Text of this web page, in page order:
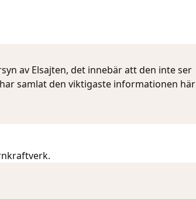
av Elsajten, det innebär att den inte ser
samlat den viktigaste informationen här